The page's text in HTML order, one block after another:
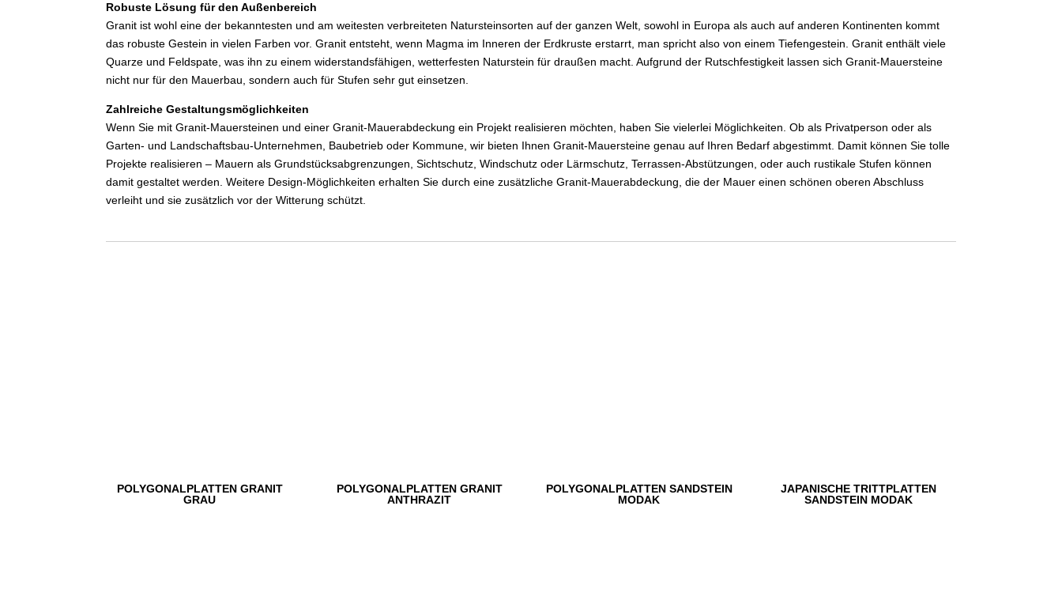
Robuste Lösung für den Außenbereich
Granit ist wohl eine der bekanntesten und am weitesten verbreiteten Natursteinsorten auf der ganzen Welt, sowohl in Europa als auch auf anderen Kontinenten kommt
das robuste Gestein in vielen Farben vor. Granit entsteht, wenn Magma im Inneren der Erdkruste erstarrt, man spricht also von einem Tiefengestein. Granit enthält viele
Quarze und Feldspate, was ihn zu einem widerstandsfähigen, wetterfesten Naturstein für draußen macht. Aufgrund der Rutschfestigkeit lassen sich Granit-Mauersteine
nicht nur für den Mauerbau, sondern auch für Stufen sehr gut einsetzen.
Zahlreiche Gestaltungsmöglichkeiten
Wenn Sie mit Granit-Mauersteinen und einer Granit-Mauerabdeckung ein Projekt realisieren möchten, haben Sie vielerlei Möglichkeiten. Ob als Privatperson oder als
Garten- und Landschaftsbau-Unternehmen, Baubetrieb oder Kommune, wir bieten Ihnen Granit-Mauersteine genau auf Ihren Bedarf abgestimmt. Damit können Sie tolle
Projekte realisieren – Mauern als Grundstücksabgrenzungen, Sichtschutz, Windschutz oder Lärmschutz, Terrassen-Abstützungen, oder auch rustikale Stufen können
damit gestaltet werden. Weitere Design-Möglichkeiten erhalten Sie durch eine zusätzliche Granit-Mauerabdeckung, die der Mauer einen schönen oberen Abschluss
verleiht und sie zusätzlich vor der Witterung schützt.
POLYGONALPLATTEN GRANIT
GRAU
POLYGONALPLATTEN GRANIT
ANTHRAZIT
POLYGONALPLATTEN SANDSTEIN
MODAK
JAPANISCHE TRITTPLATTEN
SANDSTEIN MODAK